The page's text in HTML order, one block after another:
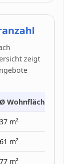
zeigt
Ø Wohnfläche
37 m²
61 m²
77 m²